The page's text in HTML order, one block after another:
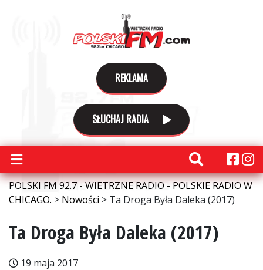
REKLAMA
SŁUCHAJ RADIA
POLSKI FM 92.7 - WIETRZNE RADIO - POLSKIE RADIO W
CHICAGO. > Nowości > Ta Droga Była Daleka (2017)
Ta Droga Była Daleka (2017)
19 maja 2017